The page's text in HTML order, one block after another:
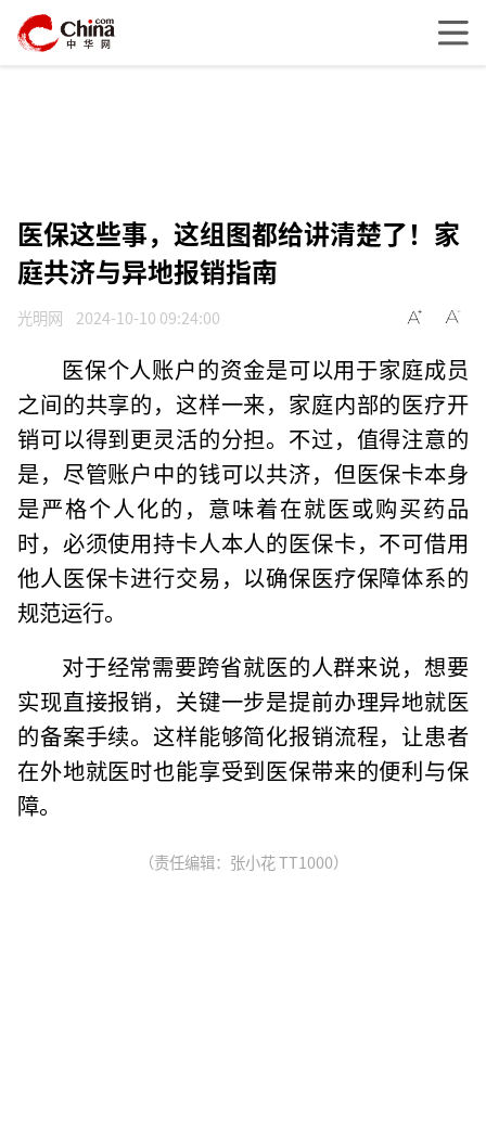
医保这些事，这组图都给讲清楚了！家
庭共济与异地报销指南
光明网 2024-10-10 09:24:00
医保个人账户的资金是可以用于家庭成员
之间的共享的，这样一来，家庭内部的医疗开
销可以得到更灵活的分担。不过，值得注意的
是，尽管账户中的钱可以共济，但医保卡本身
是严格个人化的，意味着在就医或购买药品
时，必须使用持卡人本人的医保卡，不可借用
他人医保卡进行交易，以确保医疗保障体系的
规范运行。
对于经常需要跨省就医的人群来说，想要
实现直接报销，关键一步是提前办理异地就医
的备案手续。这样能够简化报销流程，让患者
在外地就医时也能享受到医保带来的便利与保
障。
（责任编辑：张小花 TT1000）